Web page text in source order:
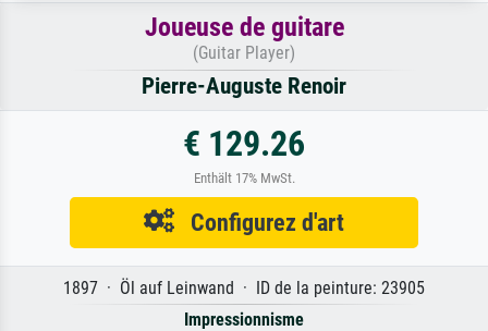
Joueuse de guitare
(Guitar Player)
Pierre-Auguste Renoir
€ 129.26
Enthält 17% MwSt.
Configurez d'art
1897 · Öl auf Leinwand · ID de la peinture: 23905
Impressionnisme